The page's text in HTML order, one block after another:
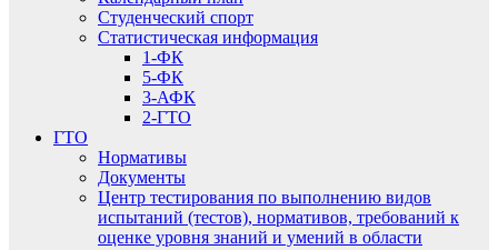
Студенческий спорт
Статистическая информация
1-ФК
5-ФК
3-АФК
2-ГТО
ГТО
Нормативы
Документы
Центр тестирования по выполнению видов
испытаний (тестов), нормативов, требований к
оценке уровня знаний и умений в области